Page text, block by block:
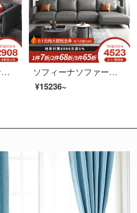
ソフィーナのソファーベッドの意味式の軽い贅沢な科学技術布ソファーベッドオフィスのリビングバルコニーの両用ソファベッドは折り畳み式で分解して洗うことができます。
ソフィーナソファーの科学技術布のソファーは簡単に現代客間の北欧風の三人の布芸ソファーの小さい部屋型ソファーのシングル席を予約します。
¥15236~